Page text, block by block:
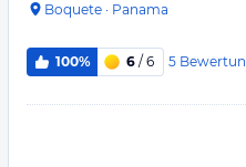
Boquete · Panama
100% 6 / 6 5